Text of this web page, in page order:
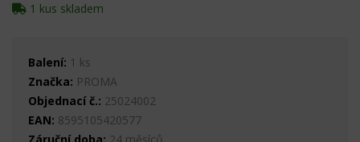
1 kus skladem
Balení: 1 ks
Značka: PROMA
Objednací č.: 25024002
EAN: 8595105420577